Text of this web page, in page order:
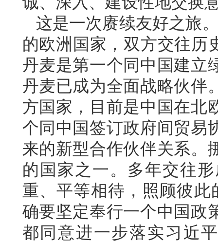
这是一次赓续友好之旅
的欧洲国家，双方交往历
丹麦是第一个同中国建立
丹麦已成为全面战略伙伴
方国家，目前是中国在北
个同中国签订政府间贸易
来的新型合作伙伴关系。
的国家之一。多年交往
重、平等相待，照顾彼
确要坚定奉行一个中国政
都同意进一步落实习近